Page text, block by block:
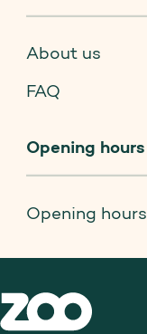
About us
FAQ
Opening hours
Opening hours